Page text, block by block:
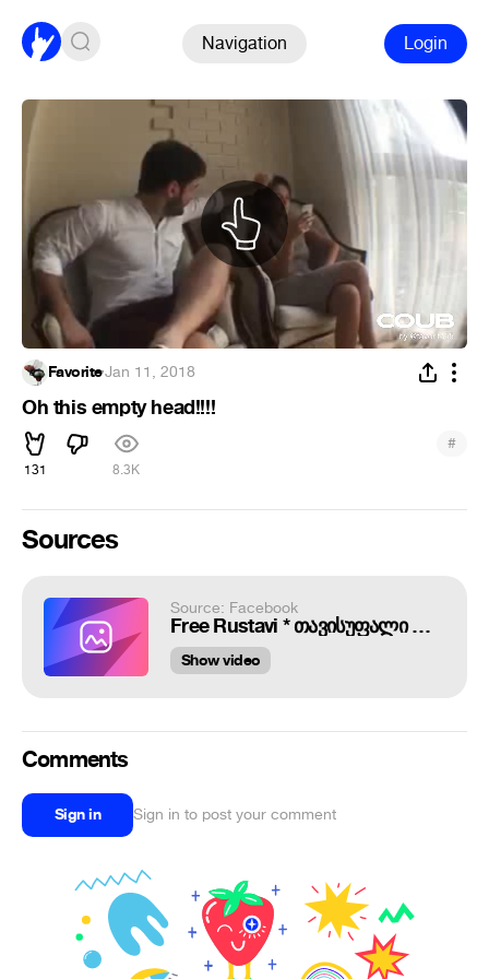
Navigation Login
Favorite·Jan 11, 2018
Oh this empty head!!!!
131 8.3K
#
Sources
Source: Facebook
Free Rustavi * თავისუფალი რუსთავი has 17,662 members. რუსთაველებო ეს არის ჯგუ...
Show video
Comments
Sign in Sign in to post your comment